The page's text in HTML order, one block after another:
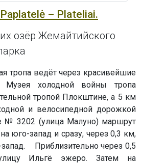
– Plateliai.
озёр Жемайтийского
тропа ведёт через красивейшие
холодной войны тропа
тропой Плокштине, а 5 км
и велосипедной дорожкой
№ 3202 (улица Малуно) маршрут
юго-запад и сразу, через 0,3 км,
Приблизительно через 0,5
Ильгё эжеро. Затем на